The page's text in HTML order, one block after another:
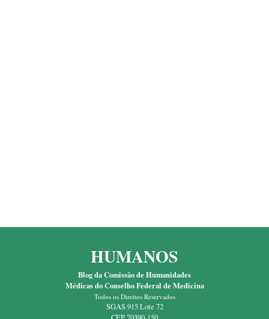
HUMANOS
Blog da Comissão de Humanidades
Médicas do Conselho Federal de Medicina
Todos os Direitos Reservados
SGAS 915 Lote 72